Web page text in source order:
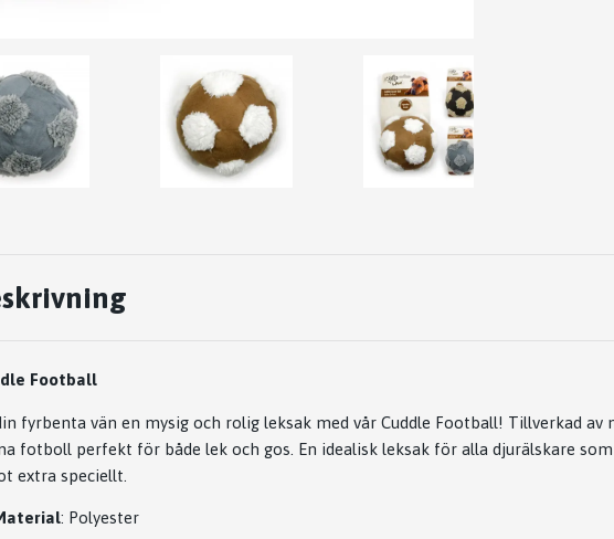
Football
fyrbenta vän en mysig och rolig leksak med vår Cuddle Football! Tillverkad av
fotboll perfekt för både lek och gos. En idealisk leksak för alla djurälskare
extra speciellt.
: Polyester